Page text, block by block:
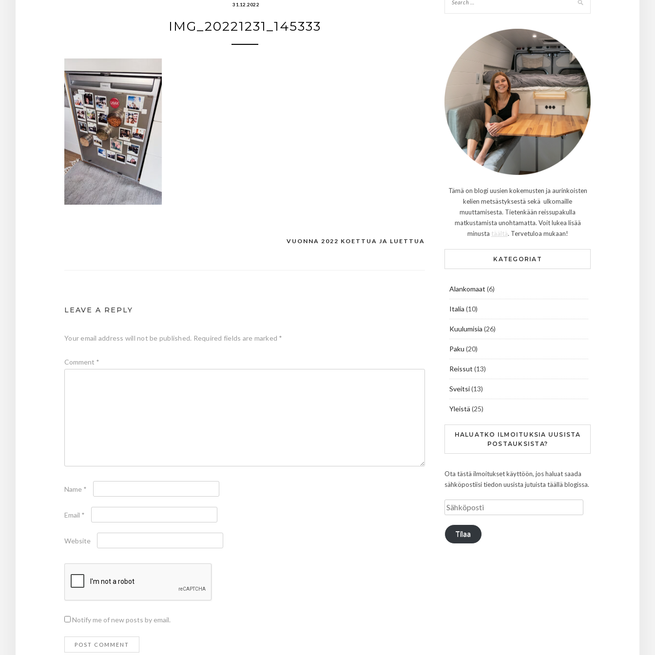
31.12.2022
IMG_20221231_145333
VUONNA 2022 KOETTUA JA LUETTUA
LEAVE A REPLY
Your email address will not be published. Required fields are marked *
Comment *
Name *
Email *
Website
Notify me of new posts by email.
Tämä on blogi uusien kokemusten ja aurinkoisten
kelien metsästyksestä sekä ulkomaille
muuttamisesta. Tietenkään reissupakulla
matkustamista unohtamatta. Voit lukea lisää
minusta täältä. Tervetuloa mukaan!
KATEGORIAT
Alankomaat (6)
Italia (10)
Kuulumisia (26)
Paku (20)
Reissut (13)
Sveitsi(13)
Yleistä (25)
HALUATKO ILMOITUKSIA UUSISTA
POSTAUKSISTA?
Ota tästä ilmoitukset käyttöön, jos haluat saada
sähköpostiisi tiedon uusista jutuista täällä blogissa.
Tilaa